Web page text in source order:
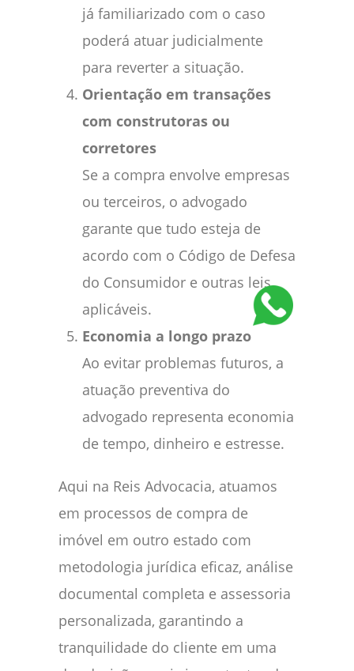
já familiarizado com o caso
poderá atuar judicialmente
para reverter a situação.
Orientação em transações
com construtoras ou
corretores
Se a compra envolve empresas
ou terceiros, o advogado
garante que tudo esteja de
acordo com o Código de Defesa
do Consumidor e outras leis
aplicáveis.
Economia a longo prazo
Ao evitar problemas futuros, a
atuação preventiva do
advogado representa economia
de tempo, dinheiro e estresse.
Aqui na Reis Advocacia, atuamos
em processos de compra de
imóvel em outro estado com
metodologia jurídica eficaz, análise
documental completa e assessoria
personalizada, garantindo a
tranquilidade do cliente em uma